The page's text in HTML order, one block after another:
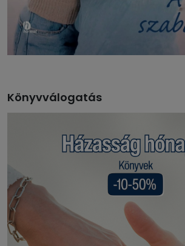
Könyvválogatás